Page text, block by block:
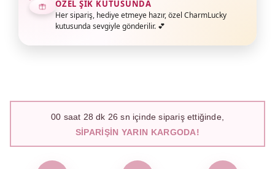
ÖZEL ŞIK KUTUSUNDA
Her sipariş, hediye etmeye hazır, özel CharmLucky
kutusunda sevgiyle gönderilir. 💕
00 saat 28 dk 25 sn içinde sipariş ettiğinde,
SIPARIŞIN YARIN KARGODA!